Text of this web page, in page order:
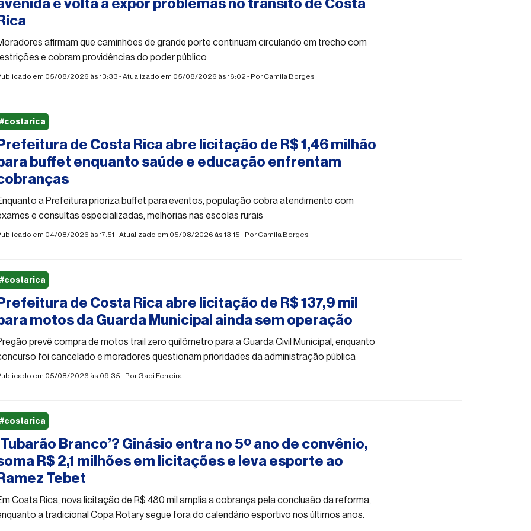
e volta a expor problemas no trânsito de Costa
afirmam que caminhões de grande porte continuam circulando em trecho com
e cobram providências do poder público
em 05/08/2026 às 13:33 - Atualizado em 05/08/2026 às 16:02 - PorCamila Borges
de Costa Rica abre licitação de R$ 1,46 milhão
buffet enquanto saúde e educação enfrentam
a Prefeitura prioriza buffet para eventos, população cobra atendimento com
e consultas especializadas, melhorias nas escolas rurais
em 04/08/2026 às 17:51 - Atualizado em 05/08/2026 às 13:15 - PorCamila Borges
#costarica
de Costa Rica abre licitação de R$ 137,9 mil
motos da Guarda Municipal ainda sem operação
prevê compra de motos trail zero quilômetro para a Guarda Civil Municipal, enquanto
foi cancelado e moradores questionam prioridades da administração pública
em 05/08/2026 às 09:35 - PorGabi Ferreira
#costarica
Branco’? Ginásio entra no 5º ano de convênio,
R$ 2,1 milhões em licitações e leva esporte ao
Tebet
Costa Rica, nova licitação de R$ 480 mil amplia a cobrança pela conclusão da reforma,
a tradicional Copa Rotary segue fora do calendário esportivo nos últimos anos.
#costarica